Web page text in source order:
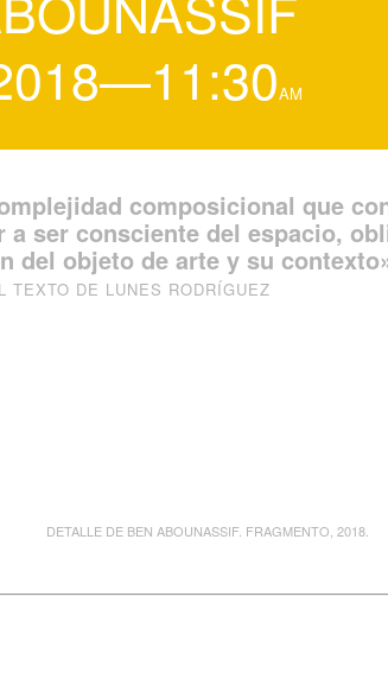
AM
composicional que
ser consciente del espacio,
del objeto de arte y su
TEXTO DE LUNES RODRÍGUEZ
DETALLE DE BEN ABOUNASSIF. FRAGMENTO, 2018.